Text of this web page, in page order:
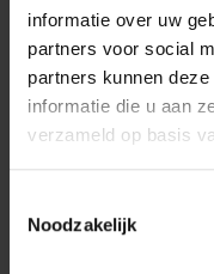
informatie over uw
partners voor social
partners kunnen
informatie die u aan
verzameld op basis
Noodzakelijk
SRS Lighting* |